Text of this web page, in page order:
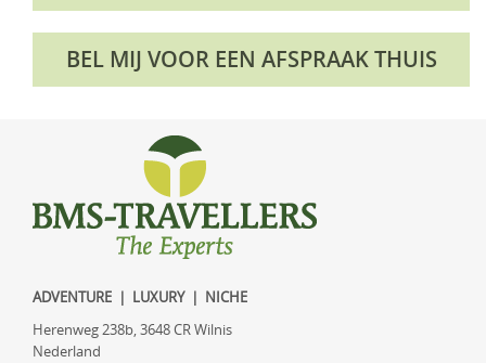
BEL MIJ VOOR EEN AFSPRAAK THUIS
ADVENTURE | LUXURY | NICHE
Herenweg 238b, 3648 CR Wilnis
Nederland